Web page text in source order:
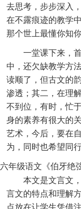
去思考，步步深入
在不露痕迹的教学
那个世上最懂你知你
一堂课下来，
中，还欠缺教学方
读顺了，但古文的
渗透；其二，在理
不到位，有时，忙
身的素养有很大的
艺术，今后，要在
为，同时也希望同
六年级语文《伯牙绝
本文是文言文
言文的特点和理解
点放在让学生凭借